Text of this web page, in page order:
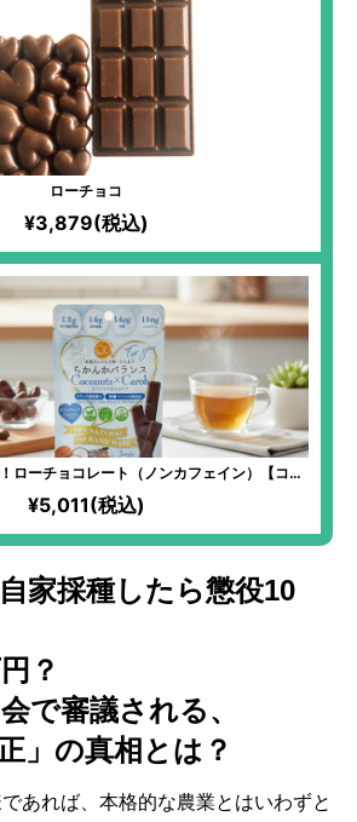
ローチョコ
¥3,879(税込)
ローチョコレート（ノンカフェイン）【ココ
ナッツ】
¥5,011(税込)
家採種したら懲役10
？
で審議される、
」の真相とは？
あれば、本格的な農業とはいわずと